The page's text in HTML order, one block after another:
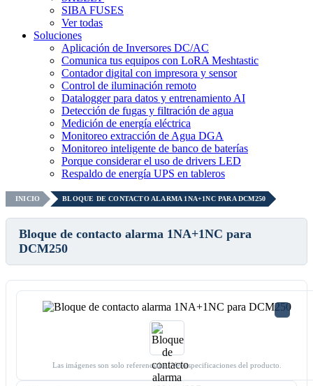
SIBA FUSES
Ver todas
Soluciones
Aplicación de Inversores DC/AC
Comunica tus equipos con LoRA Meshtastic
Contador digital con impresora y sensor
Control de iluminación remoto
Datalogger para datos y entrenamiento AI
Detección de fugas y filtración de agua
Medición de energía eléctrica
Monitoreo extracción de Agua DGA
Monitoreo inteligente de banco de baterías
Porque considerar el uso de drivers LED
Respaldo de energía UPS en tableros
INICIO BLOQUE DE CONTACTO ALARMA 1NA+1NC PARA DCM250
Bloque de contacto alarma 1NA+1NC para
DCM250
Las imágenes son solo referenciales. Ver especificaciones del producto.